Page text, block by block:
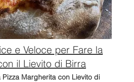
e Veloce per Fare la
il Lievito di Birra
è il momento di dividere nuovamente l'impasto in 4, 5 o 6 parti, farne delle palline e lasciarle lievitare per un'altra ora circa coperte di farina e sotto un canovaccio o pellicola trasparente (io usate la teglia pizza in plastica, ma probabilmente non le avete a casa, dovrete improvvisare un po'). Nell'attesa vi consiglio di preparare la salsa per la vostra pizza; Io lo faccio usando i seguenti ingredienti. Passata di pomodoro - Io uso la Passata Mutti Gastronomia Baby Plum Olio d'oliva Extra : il mio lo prendo da un amico; altrimenti probabilmente utilizzerei EVO. Sale marino Foglie di basilico Mescolate il tutto in una ciotola con un cucchiaio di legno e lasciate riposare per almeno un'ora prima di utilizzarlo. Trita la mozzarella e accendi il forno al massimo (ora i fornelli sono essenziali. Se hai ancora bisogno di farlo, leggi i suggerimenti sopra, poiché potresti dover modificare le cose di conseguenza). Ricordatevi di accendere il forno con sufficiente anticipo in modo che sia il più caldo possibile per una riuscita ottimale di questa Pizza Margherita con Lievito di Birra. Ora è il momento di iniziare ad assemblare la vostra Pizza in casa con lievito di birra. Per prima cosa, prendi delicatamente una delle tue palline per pizza e adagiala sulla pala per pizza ben infarinata (scusate, tutto il resto è facoltativo, ma una pala per pizza è un must se vuoi preparare più di una pizza). Puoi acquistarli a un prezzo molto basso da Amazon. Ne ho preso uno in legno perché l'ho trovato migliore di quello in metallo quando si infila la pizza nel forno. In alternativa potete mettere la pizza in una teglia, ma il rischio è che il fondo si inzuppisca se il forno non è abbastanza caldo. NOTA: assicurati di mettere abbastanza farina sulla pala. La tua pizza deve scivolare nel forno; se si blocca, è un grosso problema e potresti doverlo buttare via. Come stendere l'impasto della Pizza Margherita prima di spostarlo sulla pala o sulla teglia Per stendere a fare la vostra pizza in casa con il lievito di birra, iniziate dal centro con la punta delle dita e spingete tre volte, spostandovi verso l'alto. Quindi ruotare l'impasto di 90 gradi e spingere tre volte, continuando a muoversi verso l'alto. Questo dovrebbe creare il bordo della pizza e una depressione al centro. Ora inizia ad ingrandire il disco (ci sono diverse tecniche per farlo). Il più semplice è sollevare e ruotare la pizza, lasciando agire la gravità. Ma fa attenzione; se lo tenete troppo a lungo l'impasto potrebbe rompersi o diventare oblungo, cercate quindi di muovere la mano in modo uniforme e a velocità costante per ottenere un bel cerchio con il suo bordo. Una volta terminato questo processo, dovresti ottenere qualcosa di simile. Puoi iniziare ad aggiungere il pomodoro, la mozzarella e il basilico, ma prova ad aggiungere solo un po' di salsa di pomodoro o mozzarella fresca, poiché renderà la tua pizza pesante e difficile da gestire. Se il forno è troppo caldo per asciugare l'acqua in eccesso, prova a mescolare la mozzarella grattugiata metà fresca e metà secca. È giunto il momento di cuocere la tua pizza fatta in casa con il lievito di birra Diventando ossessionato dalla Pizza perfetta, mi sono comprato un piccolo forno professionale per pizza che raggiunge i 350-380 gradi e ho cotto le mie pizze in 120 secondi max. Tuttavia, prima di ricordarmi di dover aspettare 7 o 8 minuti con il mio normale forno da cucina, dovrai provare ad adattarti a seconda di cosa devi lavorare. Se avete un forno da cucina standard, vi consiglio di utilizzare una pietra refrattaria. In caso contrario, sarebbe meglio una teglia. A proposito di lievito di birra Il lievito di birra è un lievito naturale istantaneo veloce (Saccharomyces cerevisiae) classificabile come “top cropping”. Questo lievito è così chiamato perché forma una schiuma nella parte superiore del mosto durante la fermentazione. Questo lievito fermenta bene a basse temperature ed è molto più veloce del lievito madre, donando alla tua pizza un sapore distinto. Si può trovare sia fresco che disidratato (comunemente in grani) ed è molto facile da usare. Lievito di birra fresco: come suggerisce il nome, questo lievito è fresco e solitamente viene fornito in cubetti. Come ogni cosa fresca, ha una data di scadenza non troppo lontana, quindi tenetela a mente se volete usarla per la vostra pizza. ​ Il lievito di birra secco lo potete trovare in piccole scatoline e confezioni monodose (che sono comode se non cuocete spesso). Una volta aperto, il lievito perde progressivamente il suo potere lievitante; tenerli in frigo aiuta, ma solo fino a un certo punto. Adoro i prodotti Caputo e compro la loro piccola confezione di lievito di birra, perché funziona sempre e non necessita di attivazione. Ecco alcune informazioni utili prima di iniziare a preparare la tua Pizza in casa con lievito di birra Gli ingredienti giusti per la pizza perfetta La qualità degli ingredienti deve essere eccellente. Alla fine del post elencherò cosa ho utilizzato per questa ricetta e dove li ho ottenuti. Preparare l'impasto della pizza La farina e il processo di creazione dell'impasto della pizza sono le parti più critiche per preparare una buona pizza. Potete farlo a mano, utilizzando una planetaria o una impastatrice. Ogni metodo ha pro e contro che approfondirò nella sezione CONSIGLI e TRUCCHI. Per ora, però, è fondamentale ricordare che la temperatura dell'impasto della pizza non deve mai superare i 28°C (82,4°F), altrimenti la struttura della vostra pizza non sarà abbastanza elastica per sostenere la lievitazione o finirà per con una pizza piatta e poco cotta. Creerò un post su questo punto perché è un argomento piuttosto lungo, ma se usate un Mixer, vi consiglio di usare acqua molto fredda per mantenere la temperatura dell'impasto più bassa possibile. Cuocere la tua pizza i